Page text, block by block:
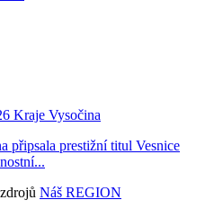
Kraje Vysočina
připsala prestižní titul Vesnice
Náš REGION